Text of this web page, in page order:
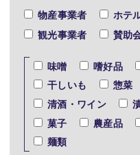
物産事業者
ホテ
観光事業者
賛助
味噌 嗜好品
干しいも
惣菜
清酒・ワイン
菓子
農産品
麺類